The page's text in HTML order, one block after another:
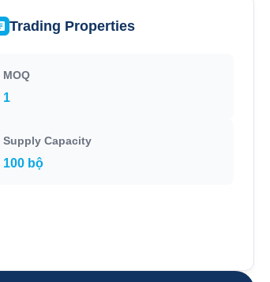
Trading Properties
MOQ
1
Supply Capacity
100 bộ